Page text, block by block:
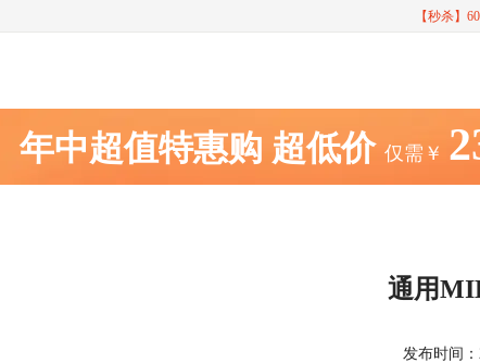
【秒杀】
年中超值特惠购 超低价 仅需￥
通用
发布时间：